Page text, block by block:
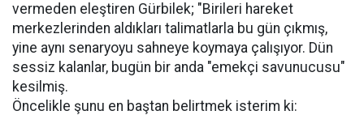
vermeden eleştiren Gürbilek; "Birileri hareket
merkezlerinden aldıkları talimatlarla bu gün çıkmış,
yine aynı senaryoyu sahneye koymaya çalışıyor. Dün
sessiz kalanlar, bugün bir anda "emekçi savunucusu"
kesilmiş.
Öncelikle şunu en baştan belirtmek isterim ki: